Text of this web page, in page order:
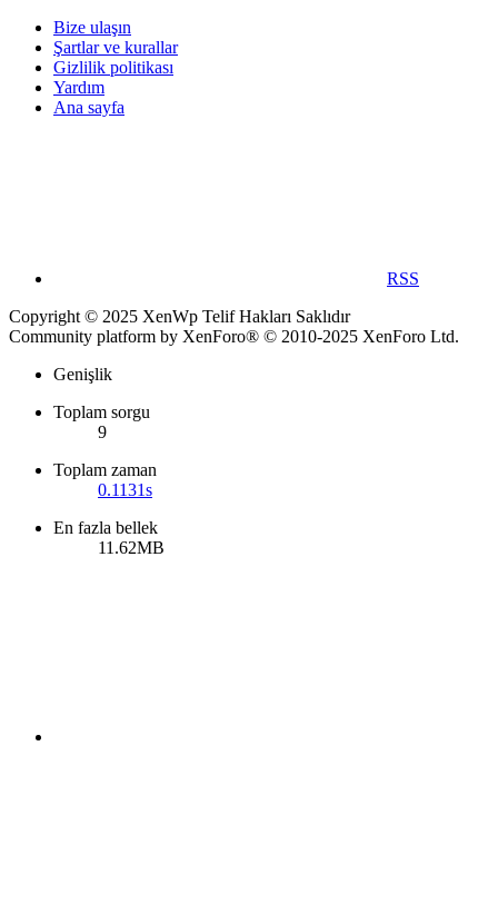
Bize ulaşın
Şartlar ve kurallar
Gizlilik politikası
Yardım
Ana sayfa
RSS
Copyright © 2025 XenWp Telif Hakları Saklıdır
Community platform by XenForo® © 2010-2025 XenForo Ltd.
Genişlik
Toplam sorgu
9
Toplam zaman
0.1131s
En fazla bellek
11.62MB